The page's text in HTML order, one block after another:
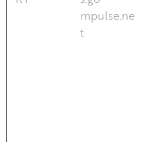
mpulse.ne
t